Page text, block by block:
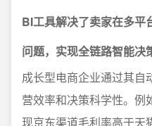
BI工具解决了卖家在多平
问题，实现全链路智能决
成长型电商企业通过其自
营效率和决策科学性。例
现京东渠道毛利率高于天